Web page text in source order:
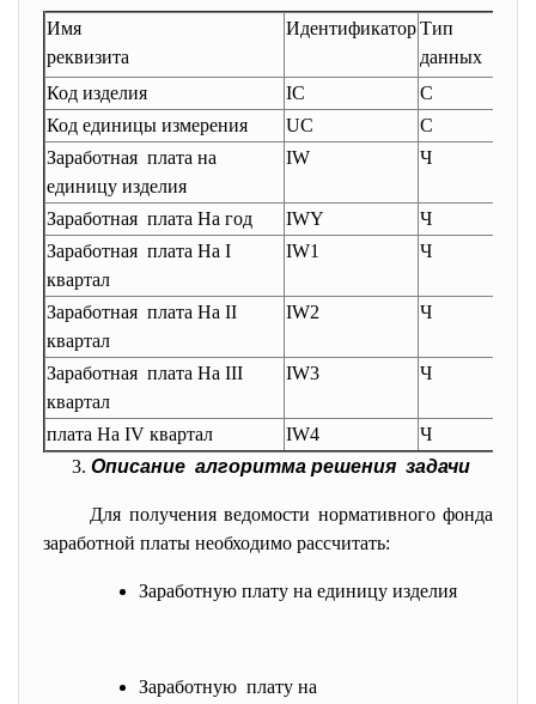
Имя
реквизита
ИдентификаторТип
данных
Код изделия
IC С
Код единицы измерения
UC C
Заработная плата на
единицу изделия
IW Ч
Заработная плата На год IWY Ч
Заработная плата На I
квартал
IW1 Ч
Заработная плата На II
квартал
IW2 Ч
Заработная плата На III
квартал
IW3 Ч
плата На IV квартал IW4 Ч
Описание алгоритма решения задачи
Для получения ведомости нормативного фонда
заработной платы необходимо рассчитать:
Заработную плату на единицу изделия
Заработную плату на